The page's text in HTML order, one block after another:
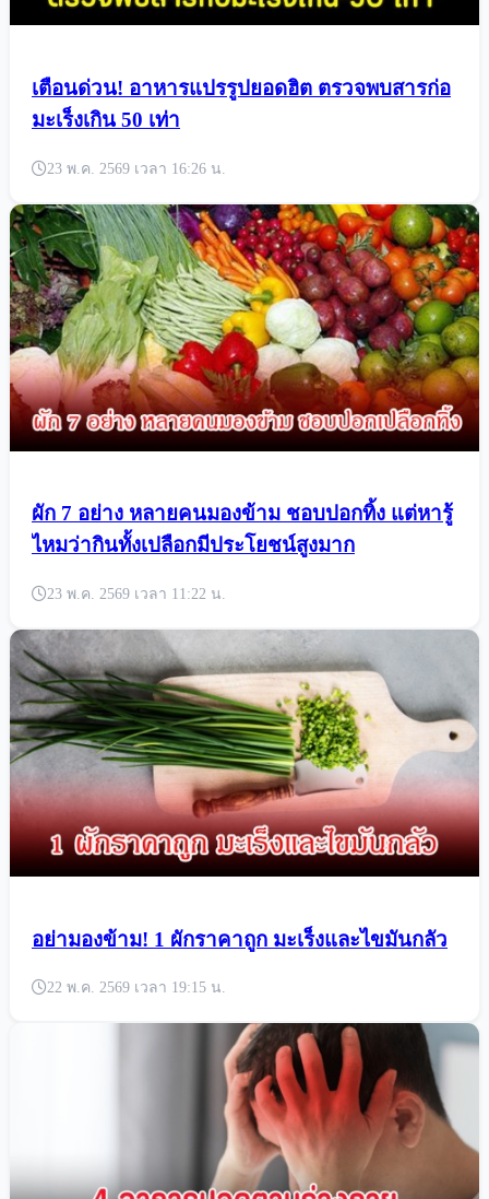
เตือนด่วน! อาหารแปรรูปยอดฮิต ตรวจพบสารก่อ
มะเร็งเกิน 50 เท่า
23 พ.ค. 2569 เวลา 16:26 น.
ผัก 7 อย่าง หลายคนมองข้าม ชอบปอกทิ้ง แต่หารู้
ไหมว่ากินทั้งเปลือกมีประโยชน์สูงมาก
23 พ.ค. 2569 เวลา 11:22 น.
อย่ามองข้าม! 1 ผักราคาถูก มะเร็งและไขมันกลัว
22 พ.ค. 2569 เวลา 19:15 น.